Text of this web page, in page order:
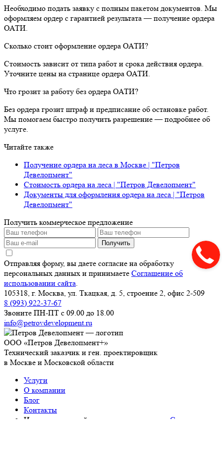
Необходимо подать заявку с полным пакетом документов. Мы
оформляем ордер с гарантией результата — получение ордера
ОАТИ.
Сколько стоит оформление ордера ОАТИ?
Стоимость зависит от типа работ и срока действия ордера.
Уточните цены на странице ордера ОАТИ.
Что грозит за работу без ордера ОАТИ?
Без ордера грозит штраф и предписание об остановке работ.
Мы помогаем быстро получить разрешение — подробнее об
услуге.
Читайте также
Получение ордера на леса в Москве | "Петров
Девелопмент"
Стоимость ордера на леса | "Петров Девелопмент"
Документы для оформления ордера на леса | "Петров
Девелопмент"
Получить коммерческое предложение
Получить
Отправляя форму, вы даете согласие на обработку
персональных данных и принимаете Соглашение об
использовании сайта.
105318, г. Москва, ул. Ткацкая, д. 5, строение 2, офис 2-509
8 (993) 922-37-67
Звоните ПН-ПТ с 09.00 до 18.00
info@petrovdevelopment.ru
ООО «Петров Девелопмент+»
Технический заказчик и ген. проектировщик
в Москве и Московской области
Услуги
О компании
Блог
Контакты
Используя данный ресурс, вы принимаете Соглашение